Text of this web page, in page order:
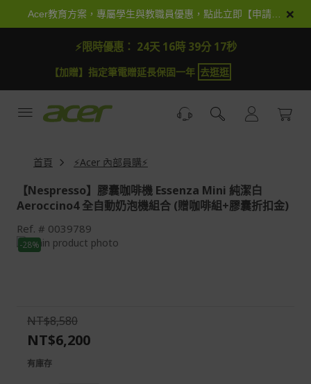
×
⚡限時優惠： 24天 16時 39分 16秒
【加贈】指定筆電贈延長保固一年 去逛逛
首頁 ⚡Acer 內部員購⚡
【Nespresso】膠囊咖啡機 Essenza Mini 純潔白
Aeroccino4 全自動奶泡機組合 (贈咖啡組+膠囊折扣金)
Ref. 0039789
Skip
to
images
gallery
-28%
Skip
the
images
NT$8,580
NT$6,200
有庫存